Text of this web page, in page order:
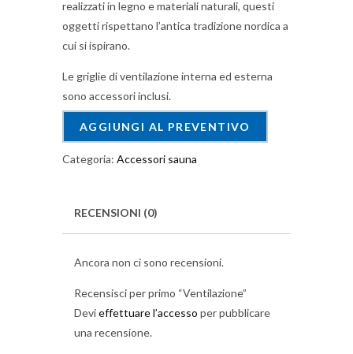
realizzati in legno e materiali naturali, questi
oggetti rispettano l’antica tradizione nordica a
cui si ispirano.
Le griglie di ventilazione interna ed esterna
sono accessori inclusi.
AGGIUNGI AL PREVENTIVO
Categoria: Accessori sauna
RECENSIONI (0)
Ancora non ci sono recensioni.
Recensisci per primo “Ventilazione”
Devieffettuare l’accesso per pubblicare
una recensione.